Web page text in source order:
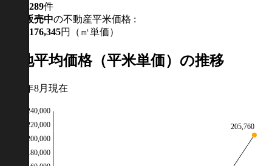
289件
販売中の不動産平米価格 :
176,345円（㎡単価）
土地平均価格（平米単価）の推移
2026年8月現在
180,000
200,000
220,000
240,000
205,760